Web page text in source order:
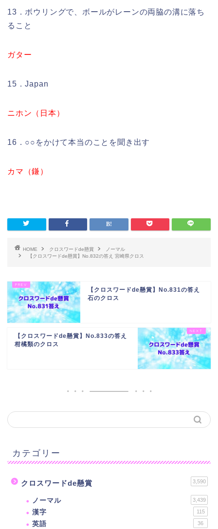
13．ボウリングで、ボールがレーンの両脇の溝に落ち
ること
ガター
15．Japan
ニホン（日本）
16．○○をかけて本当のことを聞き出す
カマ（鎌）
HOME クロスワードde懸賞
ノーマル
【クロスワードde懸賞】No.832の答え 宮崎県クロス
【クロスワードde懸賞】No.831の答え
石のクロス
【クロスワードde懸賞】No.833の答え
柑橘類のクロス
カテゴリー
クロスワードde懸賞 3,590
ノーマル 3,439
漢字 115
英語 36